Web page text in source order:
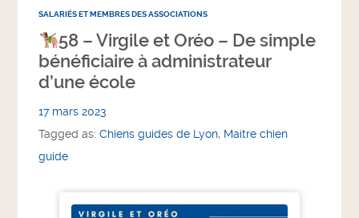
SALARIÉS ET MEMBRES DES ASSOCIATIONS
58 – Virgile et Oréo – De simple
bénéficiaire à administrateur
d’une école
17 mars 2023
Tagged as:Chiens guides de Lyon, Maitre chien
guide